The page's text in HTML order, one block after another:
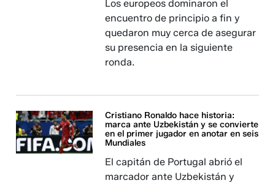
Los europeos dominaron el
encuentro de principio a fin y
quedaron muy cerca de asegurar
su presencia en la siguiente
ronda.
Cristiano Ronaldo hace historia:
marca ante Uzbekistán y se convierte
en el primer jugador en anotar en seis
Mundiales
El capitán de Portugal abrió el
marcador ante Uzbekistán y